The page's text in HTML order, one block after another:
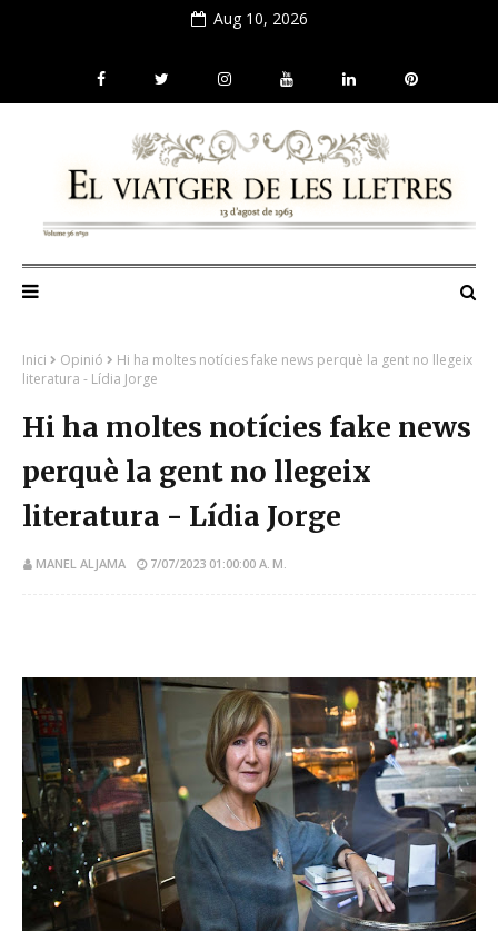
Aug 10, 2026
Inici Opinió
Hi ha moltes notícies fake news perquè la gent no llegeix
literatura - Lídia Jorge
Hi ha moltes notícies fake news
perquè la gent no llegeix
literatura - Lídia Jorge
MANEL ALJAMA 7/07/2023 01:00:00 A. M.